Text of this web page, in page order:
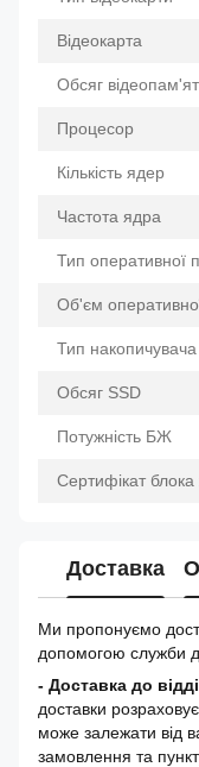
Відеокарта
Обсяг
Процесор
Кількість ядер
Частота ядра
Тип оперативної
Об'єм
Тип накопичувача
Обсяг SSD
Потужність БЖ
Сертифікат
Доставка
Ми пропонуємо
допомогою служби
- Доставка до
доставки
може залежати від
замовлення та